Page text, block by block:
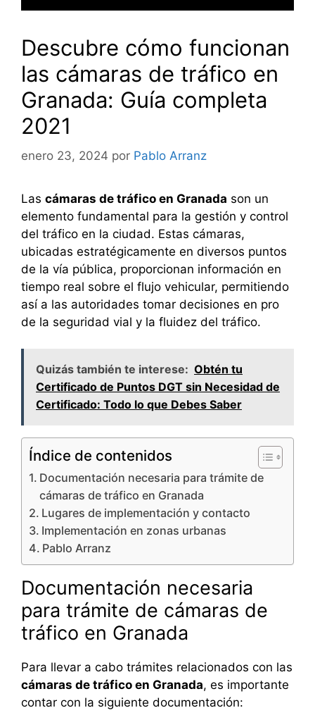
Descubre cómo funcionan
las cámaras de tráfico en
Granada: Guía completa
2021
enero 23, 2024 por Pablo Arranz
Las cámaras de tráfico en Granada son un
elemento fundamental para la gestión y control
del tráfico en la ciudad. Estas cámaras,
ubicadas estratégicamente en diversos puntos
de la vía pública, proporcionan información en
tiempo real sobre el flujo vehicular, permitiendo
así a las autoridades tomar decisiones en pro
de la seguridad vial y la fluidez del tráfico.
Quizás también te interese: Obtén tu
Certificado de Puntos DGT sin Necesidad de
Certificado: Todo lo que Debes Saber
Índice de contenidos
Documentación necesaria para trámite de
cámaras de tráfico en Granada
Lugares de implementación y contacto
Implementación en zonas urbanas
Pablo Arranz
Documentación necesaria
para trámite de cámaras de
tráfico en Granada
Para llevar a cabo trámites relacionados con las
cámaras de tráfico en Granada, es importante
contar con la siguiente documentación: